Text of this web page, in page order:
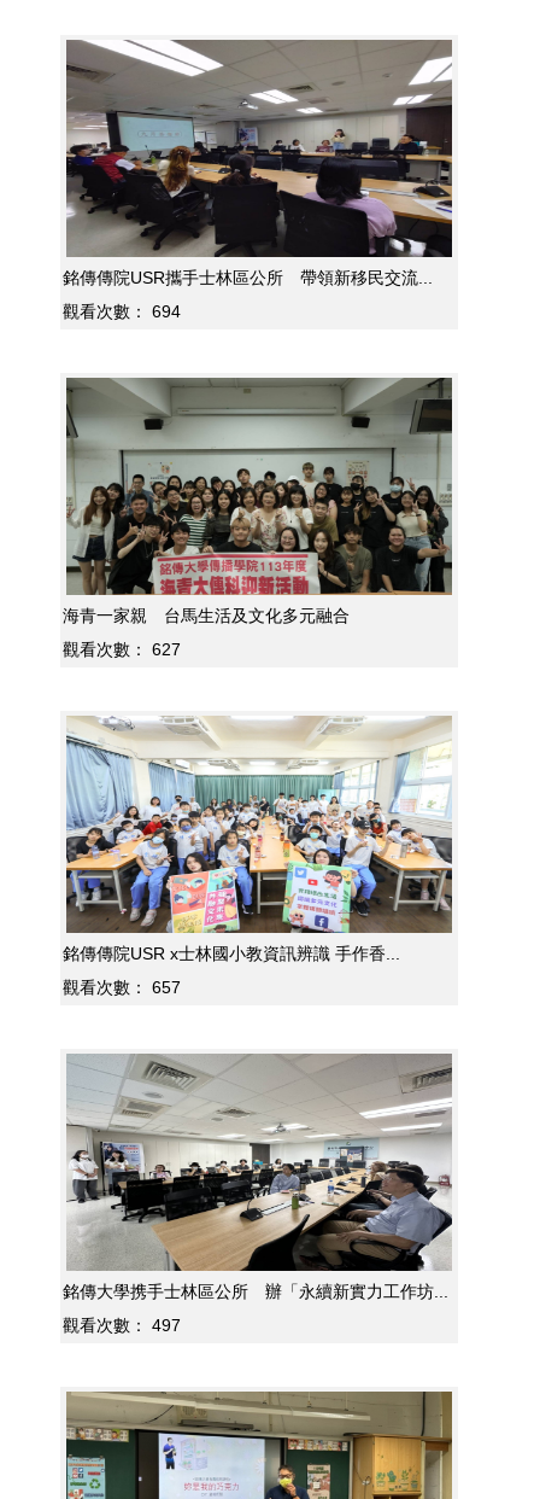
銘傳傳院USR攜手士林區公所 帶領新移民交流...
觀看次數：
694
海青一家親 台馬生活及文化多元融合
觀看次數：
627
銘傳傳院USR x士林國小教資訊辨識 手作香...
觀看次數：
657
銘傳大學携手士林區公所 辦「永續新實力工作坊...
觀看次數：
497